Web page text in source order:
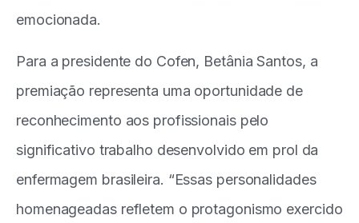
emocionada.
Para a presidente do Cofen, Betânia Santos, a
premiação representa uma oportunidade de
reconhecimento aos profissionais pelo
significativo trabalho desenvolvido em prol da
enfermagem brasileira. “Essas personalidades
homenageadas refletem o protagonismo exercido